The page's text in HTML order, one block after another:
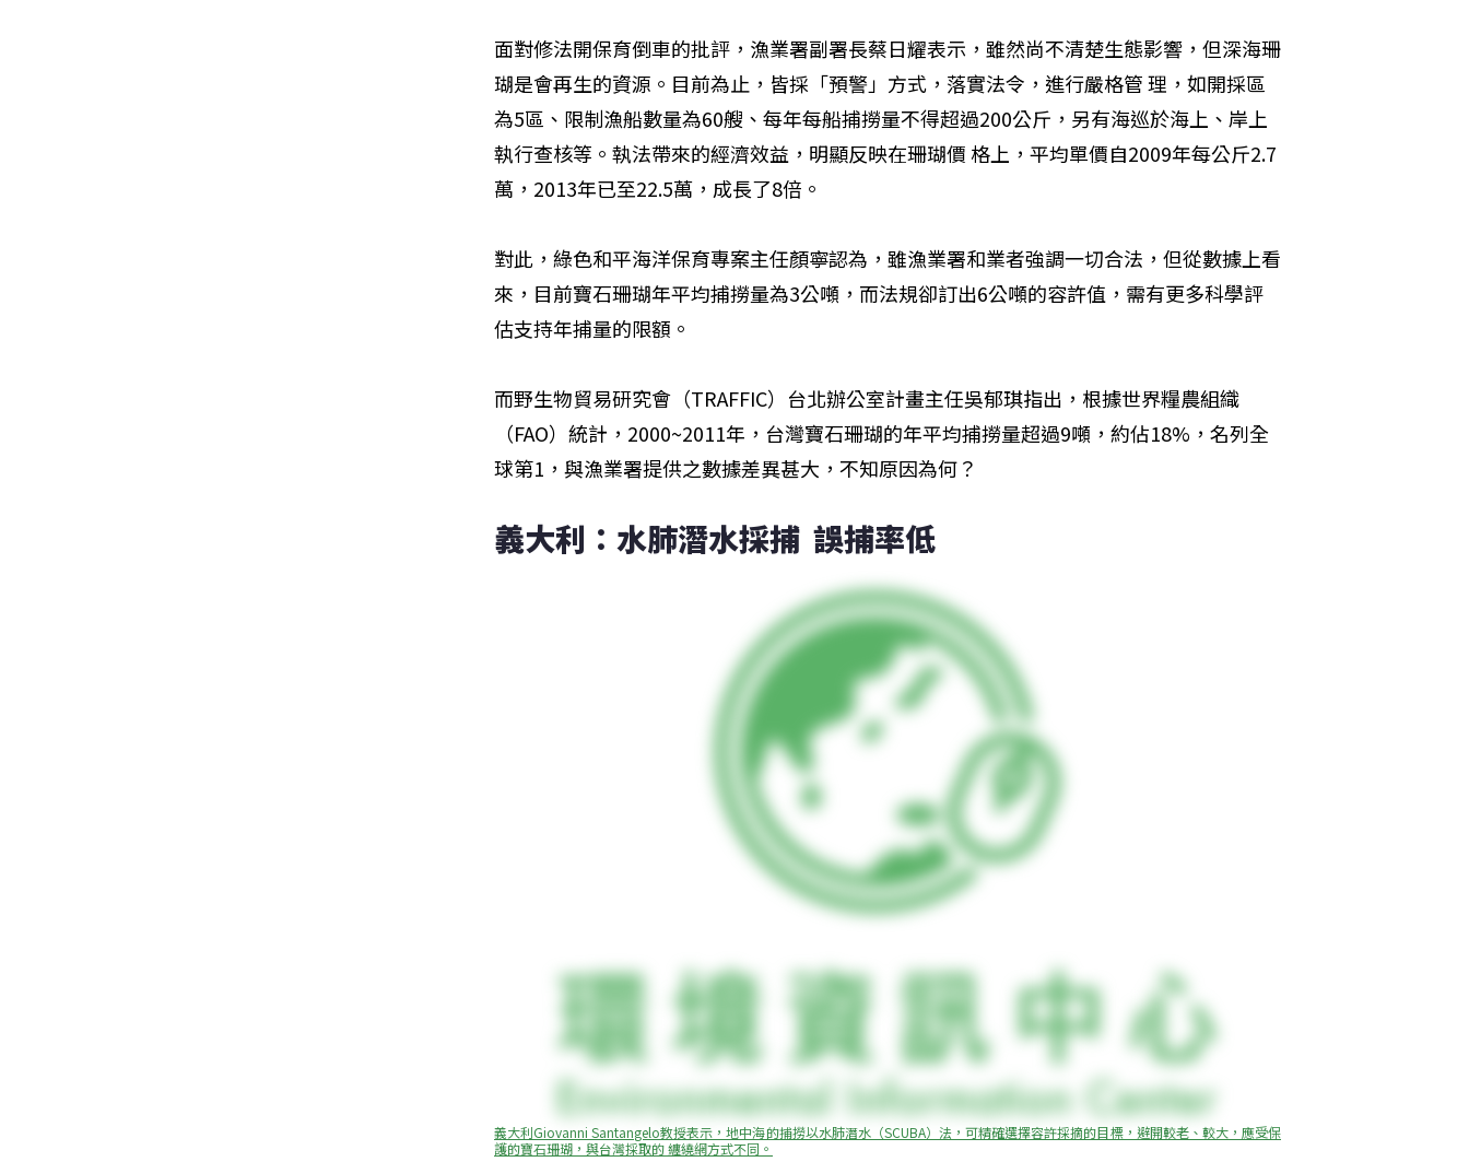
面對修法開保育倒車的批評，漁業署副署長蔡日耀表示，雖然尚不清楚生態影響，但深海珊
瑚是會再生的資源。目前為止，皆採「預警」方式，落實法令，進行嚴格管 理，如開採區
為5區、限制漁船數量為60艘、每年每船捕撈量不得超過200公斤，另有海巡於海上、岸上
執行查核等。執法帶來的經濟效益，明顯反映在珊瑚價 格上，平均單價自2009年每公斤2.7
萬，2013年已至22.5萬，成長了8倍。
對此，綠色和平海洋保育專案主任顏寧認為，雖漁業署和業者強調一切合法，但從數據上看
來，目前寶石珊瑚年平均捕撈量為3公噸，而法規卻訂出6公噸的容許值，需有更多科學評
估支持年捕量的限額。
而野生物貿易研究會（TRAFFIC）台北辦公室計畫主任吳郁琪指出，根據世界糧農組織
（FAO）統計，2000~2011年，台灣寶石珊瑚的年平均捕撈量超過9噸，約佔18%，名列全
球第1，與漁業署提供之數據差異甚大，不知原因為何？
義大利：水肺潛水採捕  誤捕率低
義大利Giovanni Santangelo教授表示，地中海的捕撈以水肺潛水（SCUBA）法，可精確選擇容許採摘的目標，避開較老、較大，應受保
護的寶石珊瑚，與台灣採取的 纏繞網方式不同。